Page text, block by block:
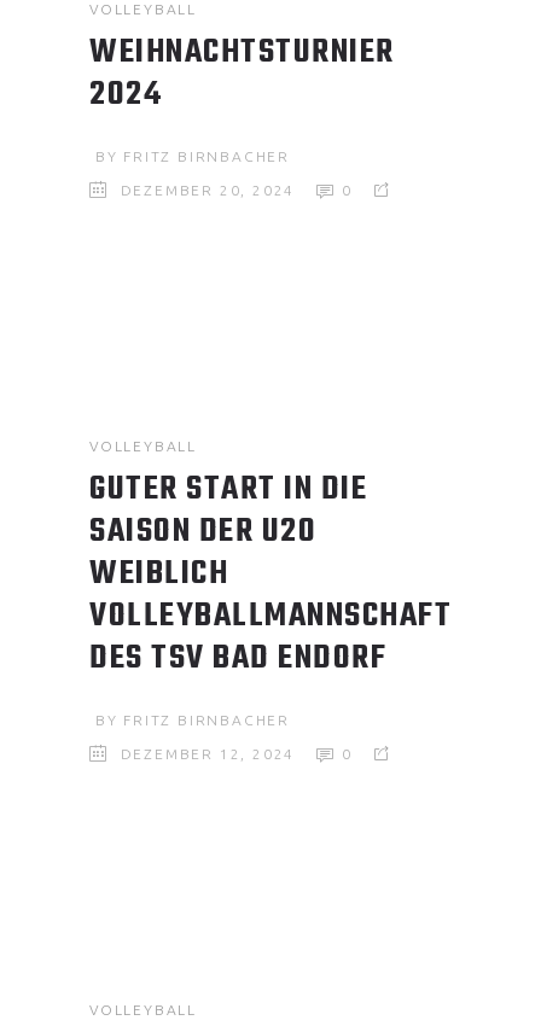
VOLLEYBALL
WEIHNACHTSTURNIER
2024
BY FRITZ BIRNBACHER
DEZEMBER 20, 2024 0
VOLLEYBALL
GUTER START IN DIE
SAISON DER U20
WEIBLICH
VOLLEYBALLMANNSCHAFT
DES TSV BAD ENDORF
BY FRITZ BIRNBACHER
DEZEMBER 12, 2024 0
VOLLEYBALL